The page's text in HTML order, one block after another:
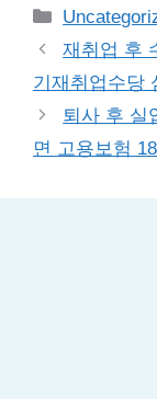
Categories
재취업 후
기재취업수당
퇴사 후 실
면 고용보험